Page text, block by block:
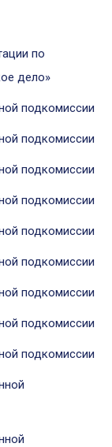
по
дело»
подкомиссии
подкомиссии
подкомиссии
подкомиссии
подкомиссии
подкомиссии
подкомиссии
подкомиссии
подкомиссии